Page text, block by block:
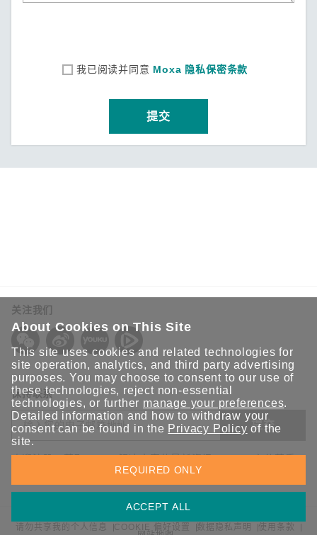
我已阅读并同意 Moxa 隐私保密条款
提交
关注我们
保持联系
提交
欢迎注册，获取 Moxa 解决方案的最新资讯。Moxa 充分尊重
您的隐私，绝不会透露您的邮箱信息。
请勿共享我的个人信息 COOKIE 偏好设置 数据隐私声明 使用条款
About Cookies on This Site
This site uses cookies and related technologies for
site operation, analytics, and third party advertising
purposes. You may choose to consent to our use of
these technologies, reject non-essential
technologies, or further manage your preferences.
Detailed information and how to withdraw your
consent can be found in the Privacy Policy of the
site.
ACCEPT ALL
REQUIRED ONLY